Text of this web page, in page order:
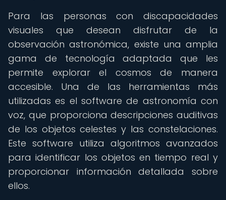
Para las personas con discapacidades
visuales que desean disfrutar de la
observación astronómica, existe una amplia
gama de tecnología adaptada que les
permite explorar el cosmos de manera
accesible. Una de las herramientas más
utilizadas es el software de astronomía con
voz, que proporciona descripciones auditivas
de los objetos celestes y las constelaciones.
Este software utiliza algoritmos avanzados
para identificar los objetos en tiempo real y
proporcionar información detallada sobre
ellos.